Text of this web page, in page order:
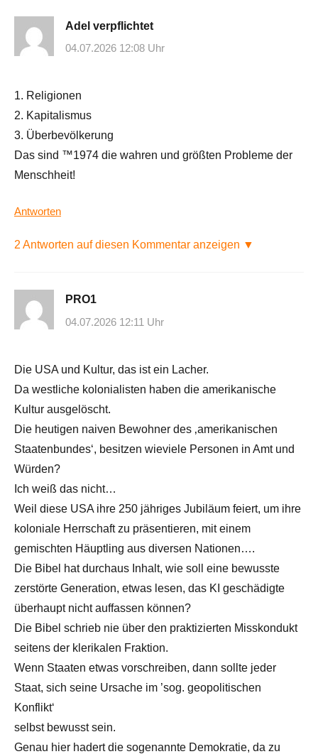
Adel verpflichtet
04.07.2026 12:08 Uhr
1. Religionen
2. Kapitalismus
3. Überbevölkerung
Das sind ™1974 die wahren und größten Probleme der
Menschheit!
Antworten
2 Antworten auf diesen Kommentar anzeigen ▼
PRO1
04.07.2026 12:11 Uhr
Die USA und Kultur, das ist ein Lacher.
Da westliche kolonialisten haben die amerikanische
Kultur ausgelöscht.
Die heutigen naiven Bewohner des ‚amerikanischen
Staatenbundes‘, besitzen wieviele Personen in Amt und
Würden?
Ich weiß das nicht…
Weil diese USA ihre 250 jähriges Jubiläum feiert, um ihre
koloniale Herrschaft zu präsentieren, mit einem
gemischten Häuptling aus diversen Nationen….
Die Bibel hat durchaus Inhalt, wie soll eine bewusste
zerstörte Generation, etwas lesen, das KI geschädigte
überhaupt nicht auffassen können?
Die Bibel schrieb nie über den praktizierten Misskondukt
seitens der klerikalen Fraktion.
Wenn Staaten etwas vorschreiben, dann sollte jeder
Staat, sich seine Ursache im ’sog. geopolitischen
Konflikt‘
selbst bewusst sein.
Genau hier hadert die sogenannte Demokratie, da zu